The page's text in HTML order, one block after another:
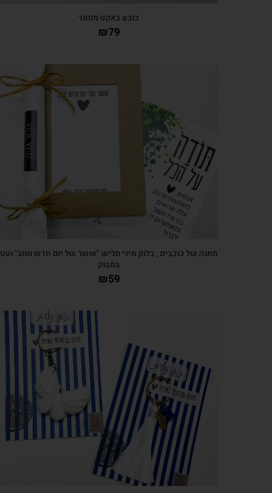
כובע באקט מנומר
₪79
מתנה של כוכבים , בלוק מיני תליש "אושר של יום חדש וטוב" ועט
במבוק
₪59
צפייה מהירה